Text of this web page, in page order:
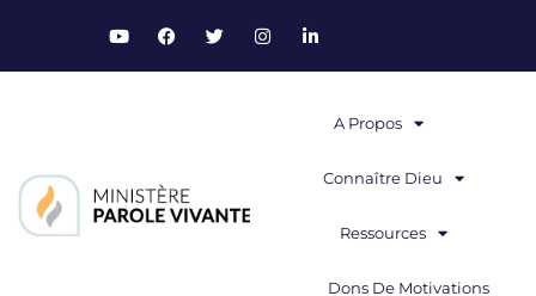
A Propos
Connaître Dieu
Ressources
Dons De Motivations